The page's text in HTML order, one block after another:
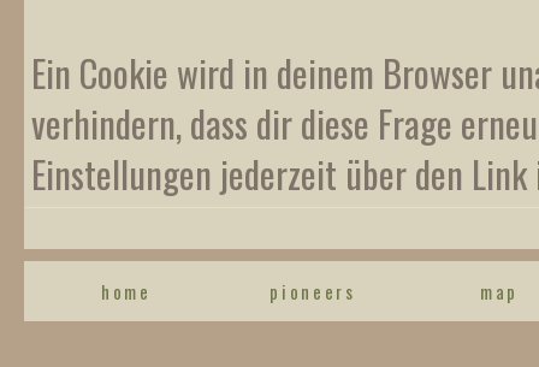
Ein Cookie wird in deinem Browser
verhindern, dass dir diese Frage
Einstellungen jederzeit über den
home pioneers map